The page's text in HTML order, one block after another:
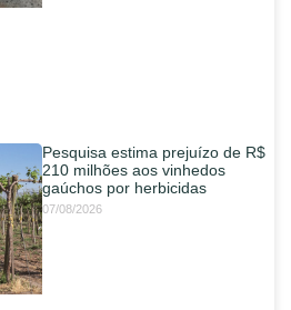
Pesquisa estima prejuízo de R$
210 milhões aos vinhedos
gaúchos por herbicidas
07/08/2026